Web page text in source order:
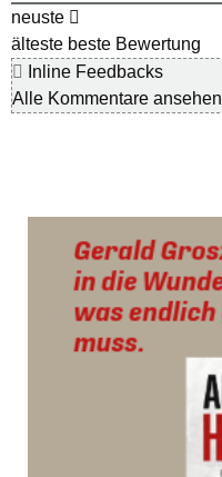
neuste
älteste beste Bewertung
Inline Feedbacks
Alle Kommentare ansehen